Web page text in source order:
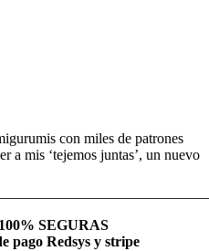
con miles de patrones
a mis ‘tejemos juntas’, un nuevo
SEGURAS
pago Redsys y stripe